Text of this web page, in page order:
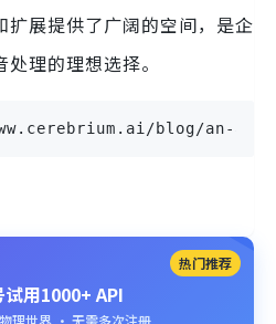
扩展提供了广阔的空间，是企
理的理想选择。
blog/an-
热门推荐
用1000+ API
理世界 · 无需多次注册